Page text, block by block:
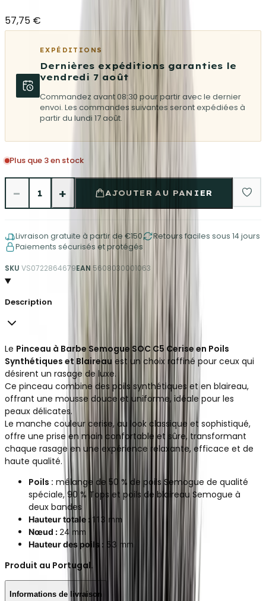
57,75 €
EXPÉDITIONS
Dernières expéditions garanties le
vendredi 7 août
Commandez avant 08:30 pour partir avec le dernier
envoi. Les commandes suivantes seront expédiées à
partir du lundi 17 août.
Plus que 3 en stock
− 1 + AJOUTER AU PANIER
Livraison gratuite à partir de €150
Retours faciles sous 14 jours
Paiements sécurisés et protégés
SKU VS0722864679EAN 5608030001063
Description
Le Pinceau à Barbe Semogue SOC C5 Cerise en Poils
Synthétiques et Blaireau est un choix raffiné pour ceux qui
désirent un rasage de luxe.
Ce pinceau combine des poils synthétiques et en blaireau,
offrant une mousse douce et uniforme, idéale pour les
peaux délicates.
Le manche couleur cerise, au look classique et sophistiqué,
offre une prise en main confortable et sûre, transformant
chaque rasage en une expérience relaxante, efficace et de
haute qualité.
Poils : mélange de 50 % de poils Semogue de qualité
spéciale, 90 % Tops et poils de blaireau Semogue à
deux bandes
Hauteur totale : 113 mm
Nœud : 24 mm
Hauteur des poils : 53 mm
Produit au Portugal.
Informations de livraison